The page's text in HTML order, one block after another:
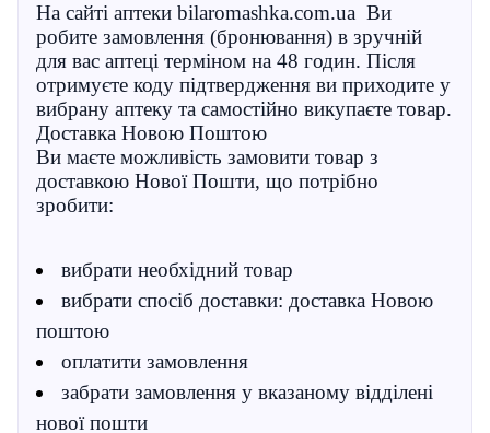
На сайті аптеки bilaromashka.com.ua Ви
робите замовлення (бронювання) в зручній
для вас аптеці терміном на 48 годин. Після
отримуєте коду підтвердження ви приходите у
вибрану аптеку та самостійно викупаєте товар.
Доставка Новою Поштою
Ви маєте можливість замовити товар з
доставкою Нової Пошти, що потрібно
зробити:
вибрати необхідний товар
вибрати спосіб доставки: доставка Новою
поштою
оплатити замовлення
забрати замовлення у вказаному відділені
нової пошти